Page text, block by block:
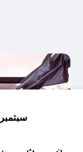
سبتمبر 2026
ن ث ر